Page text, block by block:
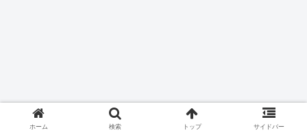
ホーム 検索 トップ サイドバー